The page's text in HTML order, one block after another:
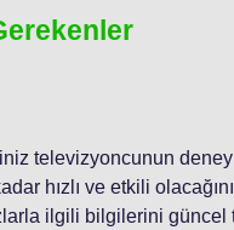
televizyoncunun
hızlı ve etkili
ilgili bilgilerini güncel